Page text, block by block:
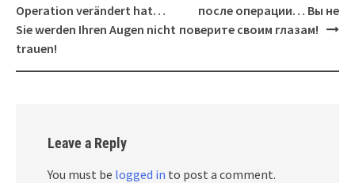
Operation verändert hat…
Sie werden Ihren Augen nicht
trauen!
после операции… Вы не
поверите своим глазам!
Leave a Reply
You must be logged in to post a comment.